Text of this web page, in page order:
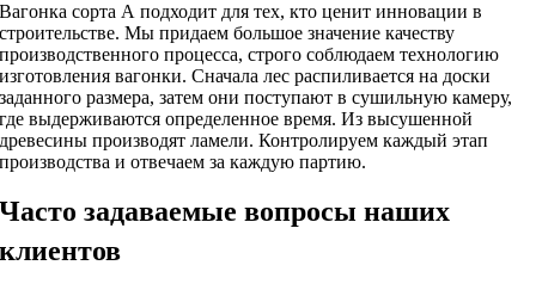
Вагонка сорта А подходит для тех, кто ценит инновации в
строительстве. Мы придаем большое значение качеству
производственного процесса, строго соблюдаем технологию
изготовления вагонки. Сначала лес распиливается на доски
заданного размера, затем они поступают в сушильную камеру,
где выдерживаются определенное время. Из высушенной
древесины производят ламели. Контролируем каждый этап
производства и отвечаем за каждую партию.
Часто задаваемые вопросы наших
клиентов